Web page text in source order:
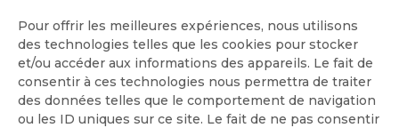
Pour offrir les meilleures expériences, nous utilisons
des technologies telles que les cookies pour stocker
et/ou accéder aux informations des appareils. Le fait de
consentir à ces technologies nous permettra de traiter
des données telles que le comportement de navigation
ou les ID uniques sur ce site. Le fait de ne pas consentir
Quotidienne
Hebdo